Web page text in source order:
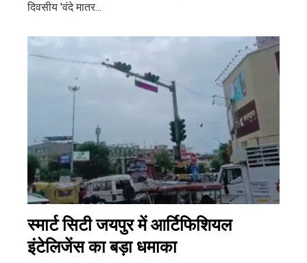
दिवसीय 'वंदे मातर...
स्मार्ट सिटी जयपुर में आर्टिफिशियल
इंटेलिजेंस का बड़ा धमाका